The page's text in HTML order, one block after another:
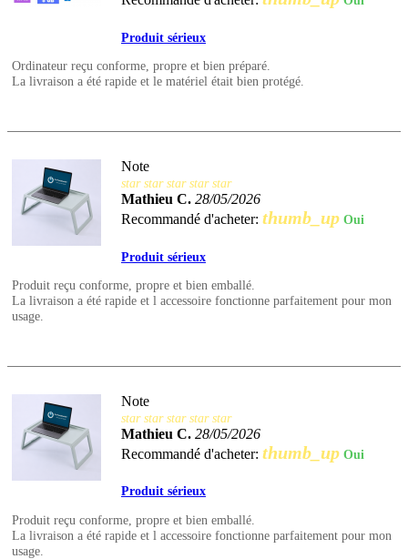
Produit sérieux
Ordinateur reçu conforme, propre et bien préparé.
La livraison a été rapide et le matériel était bien protégé.
Note
star star star star star
Mathieu C. 28/05/2026
Recommandé d'acheter: thumb_up Oui
Produit sérieux
Produit reçu conforme, propre et bien emballé.
La livraison a été rapide et l accessoire fonctionne parfaitement pour mon
usage.
Note
star star star star star
Mathieu C. 28/05/2026
Recommandé d'acheter: thumb_up Oui
Produit sérieux
Produit reçu conforme, propre et bien emballé.
La livraison a été rapide et l accessoire fonctionne parfaitement pour mon
usage.